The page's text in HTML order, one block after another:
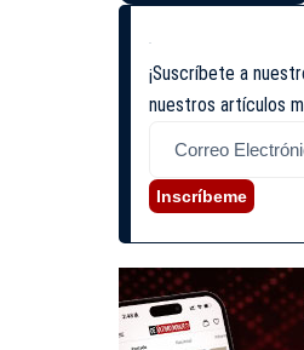
¡Suscríbete a
nuestros artículos
Inscríbeme